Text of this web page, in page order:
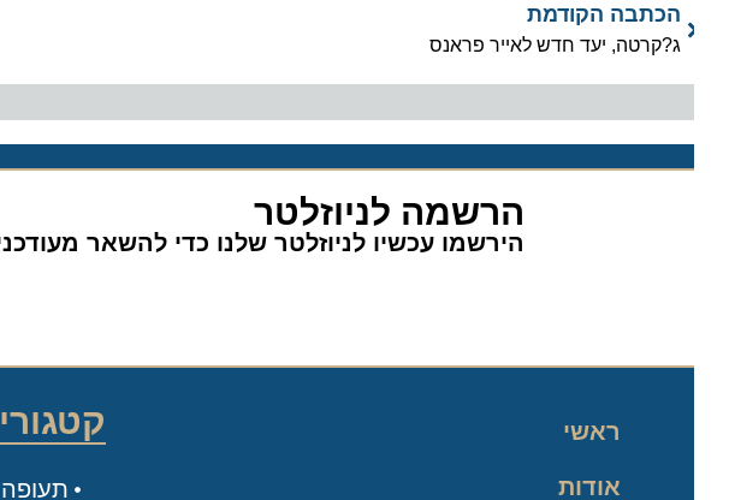
הכתבה הקודמת
ג?קרטה, יעד חדש לאייר פראנס
הרשמה לניוזלטר
הירשמו עכשיו לניוזלטר שלנו כדי להשאר מעודכנים
ראשי
אודות
קטגוריות
תעופה